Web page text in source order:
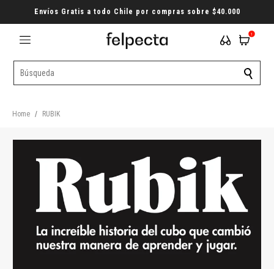
Envíos Gratis a todo Chile por compras sobre $40.000
1
Home / RUBIK